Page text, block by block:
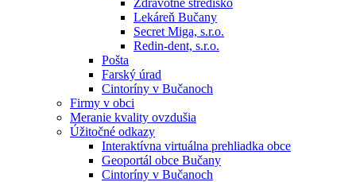
Zdravotné stredisko
Lekáreň Bučany
Secret Miga, s.r.o.
Redin-dent, s.r.o.
Pošta
Farský úrad
Cintoríny v Bučanoch
Firmy v obci
Meranie kvality ovzdušia
Úžitočné odkazy
Interaktívna virtuálna prehliadka obce
Geoportál obce Bučany
Cintoríny v Bučanoch